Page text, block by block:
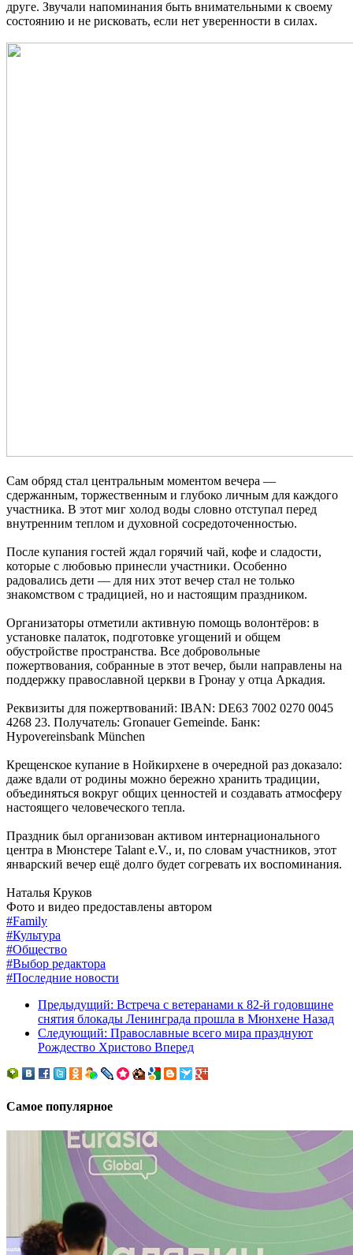
друге. Звучали напоминания быть внимательными к своему
состоянию и не рисковать, если нет уверенности в силах.
Сам обряд стал центральным моментом вечера —
сдержанным, торжественным и глубоко личным для каждого
участника. В этот миг холод воды словно отступал перед
внутренним теплом и духовной сосредоточенностью.
После купания гостей ждал горячий чай, кофе и сладости,
которые с любовью принесли участники. Особенно
радовались дети — для них этот вечер стал не только
знакомством с традицией, но и настоящим праздником.
Организаторы отметили активную помощь волонтёров: в
установке палаток, подготовке угощений и общем
обустройстве пространства. Все добровольные
пожертвования, собранные в этот вечер, были направлены на
поддержку православной церкви в Гронау у отца Аркадия.
Реквизиты для пожертвований: IBAN: DE63 7002 0270 0045
4268 23. Получатель: Gronauer Gemeinde. Банк:
Hypovereinsbank München
Крещенское купание в Нойкирхене в очередной раз доказало:
даже вдали от родины можно бережно хранить традиции,
объединяться вокруг общих ценностей и создавать атмосферу
настоящего человеческого тепла.
Праздник был организован активом интернационального
центра в Мюнстере Talant e.V., и, по словам участников, этот
январский вечер ещё долго будет согревать их воспоминания.
Наталья Круков
Фото и видео предоставлены автором
#Family
#Культура
#Общество
#Выбор редактора
#Последние новости
Предыдущий: Встреча с ветеранами к 82-й годовщине
снятия блокады Ленинграда прошла в Мюнхене Назад
Следующий: Православные всего мира празднуют
Рождество Христово Вперед
Самое популярное